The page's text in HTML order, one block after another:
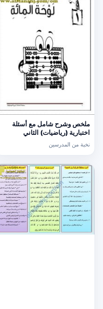
ملخص وشرح شامل مع أسئلة
اختبارية (رياضيات) الثاني
نخبة من المدرسين